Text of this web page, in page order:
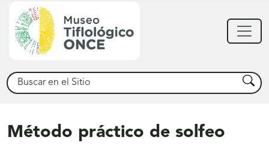
Buscar Buscar
Método práctico de solfeo